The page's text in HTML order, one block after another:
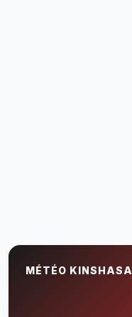
MÉTÉO KINSHASA